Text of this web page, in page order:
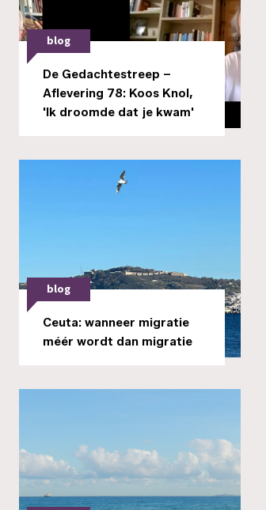
blog
De Gedachtestreep –
Aflevering 78: Koos Knol,
'Ik droomde dat je kwam'
blog
Ceuta: wanneer migratie
méér wordt dan migratie